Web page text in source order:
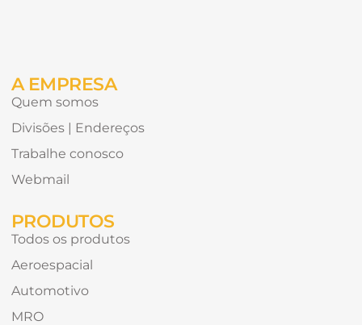
A EMPRESA
Quem somos
Divisões | Endereços
Trabalhe conosco
Webmail
PRODUTOS
Todos os produtos
Aeroespacial
Automotivo
MRO